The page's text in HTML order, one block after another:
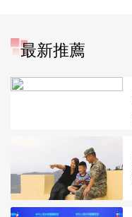
最新推薦